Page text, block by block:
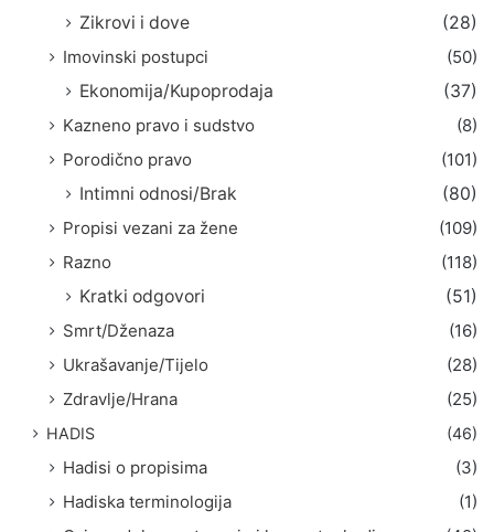
Zikrovi i dove
(28)
Imovinski postupci
(50)
Ekonomija/Kupoprodaja
(37)
Kazneno pravo i sudstvo
(8)
Porodično pravo
(101)
Intimni odnosi/Brak
(80)
Propisi vezani za žene
(109)
Razno
(118)
Kratki odgovori
(51)
Smrt/Dženaza
(16)
Ukrašavanje/Tijelo
(28)
Zdravlje/Hrana
(25)
HADIS (46)
Hadisi o propisima
(3)
Hadiska terminologija
(1)